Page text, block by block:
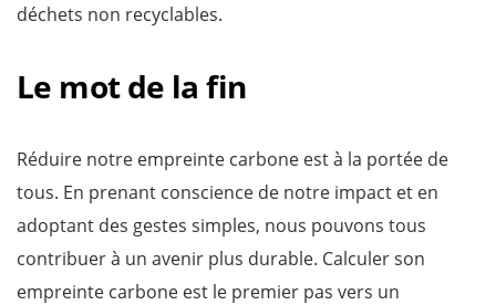
déchets non recyclables.
Le mot de la fin
Réduire notre empreinte carbone est à la portée de
tous. En prenant conscience de notre impact et en
adoptant des gestes simples, nous pouvons tous
contribuer à un avenir plus durable. Calculer son
empreinte carbone est le premier pas vers un